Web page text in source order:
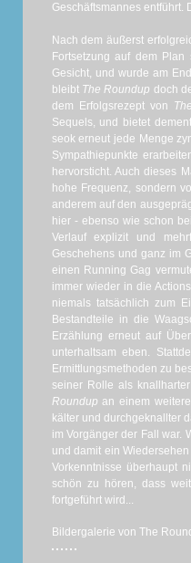
Geschäftsmannes entführt.
Nach dem äußerst
Fortsetzung auf dem
Gesicht, und wurde am
bleibt The Roundup doch
dem Erfolgsrezept von
Sequels, und bietet
seok erneut jede Menge
Sympathiepunkte
hervorsticht. Auch dieses
hohe Frequenz, sondern
anderem auf den
hier - ebenso wie schon
Verlauf explizit und
Geschehens und ganz im
einen Running Gag
immer wieder in die
niemals tatsächlich zum
Bestandteile in die
Erzählung erneut auf
unterhaltsam eben.
Ermittlungsmethoden zu
seiner Rolle als
Roundup an einem
kälter und durchgeknallter
im Vorgänger der Fall war.
und damit ein
Vorkenntnisse überhaupt
schön zu hören, dass
fortgeführt wird...
Bildergalerie von The